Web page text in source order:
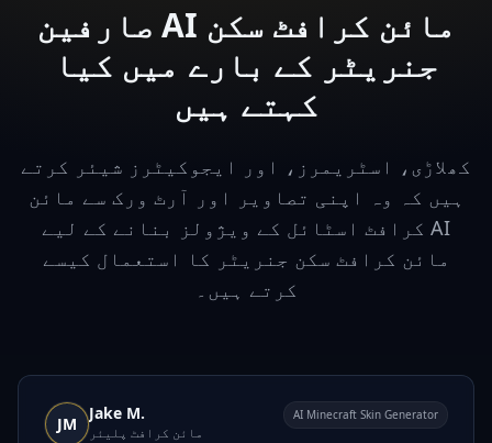
صارفین AI مائن کرافٹ سکن
جنریٹر کے بارے میں کیا
کہتے ہیں
کھلاڑی، اسٹریمرز، اور ایجوکیٹرز شیئر کرتے
ہیں کہ وہ اپنی تصاویر اور آرٹ ورک سے مائن
کرافٹ اسٹائل کے ویژولز بنانے کے لیے AI
مائن کرافٹ سکن جنریٹر کا استعمال کیسے
کرتے ہیں۔
JM
Jake M.
مائن کرافٹ پلیئر
AI Minecraft Skin Generator